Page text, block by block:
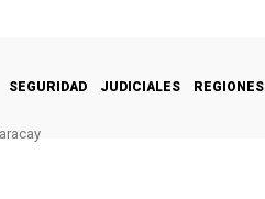
SEGURIDAD JUDICIALES REGIONES